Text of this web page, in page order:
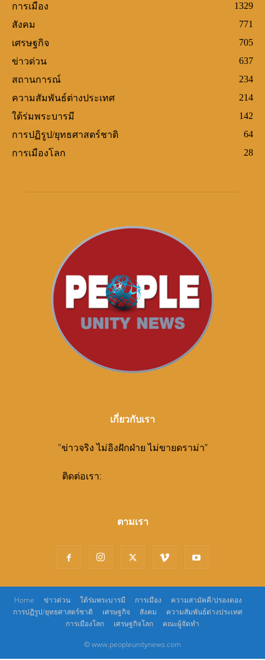
การเมือง
1329
สังคม
771
เศรษฐกิจ
705
ข่าวด่วน
637
สถานการณ์
234
ความสัมพันธ์ต่างประเทศ
214
ใต้ร่มพระบารมี
142
การปฏิรูป/ยุทธศาสตร์ชาติ
64
การเมืองโลก
28
เกี่ยวกับเรา
"ข่าวจริง ไม่อิงฝักฝ่าย ไม่ขายดราม่า”
ติดต่อเรา:
ตามเรา
Home ข่าวด่วน ใต้ร่มพระบารมี การเมือง
ความสามัคคี/ปรองดอง
การปฏิรูป/ยุทธศาสตร์ชาติ
เศรษฐกิจ สังคม
ความสัมพันธ์ต่างประเทศ
การเมืองโลก
เศรษฐกิจโลก คณะผู้จัดทำ
© www.peopleunitynews.com